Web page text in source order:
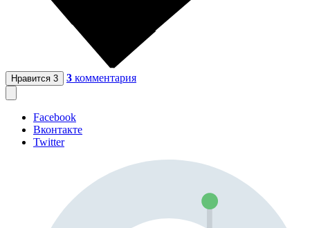
Нравится 3 3 комментария
Facebook
Вконтакте
Twitter